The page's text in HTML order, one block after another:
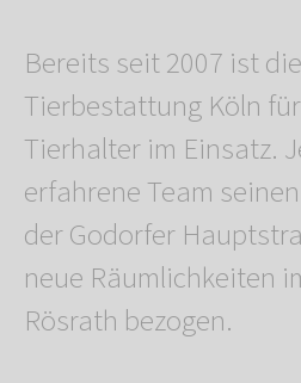
Bereits seit 2007 ist
Tierbestattung Köln
Tierhalter im Einsatz.
erfahrene Team
der Godorfer
neue Räumlichkeiten
Rösrath bezogen.